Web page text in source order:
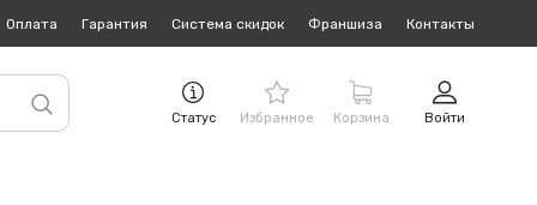
Оплата Гарантия Система скидок Франшиза Контакты
Статус Избранное Корзина Войти